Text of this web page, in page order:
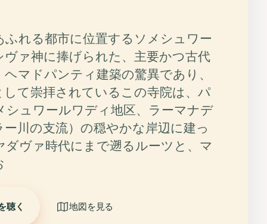
ふれる都市に位置するソメシュワー
ヴァ神に捧げられた、主要かつ古代
マドパンティ建築の驚異であり、
して崇拝されているこの寺院は、パ
シュワールワディ地区、ラーマナデ
川の支流）の穏やかな岸辺に建っ
ダヴァ時代にまで遡るルーツと、マ
聴く 地図を見る